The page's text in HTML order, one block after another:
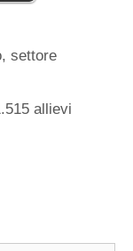
,settore
allievi